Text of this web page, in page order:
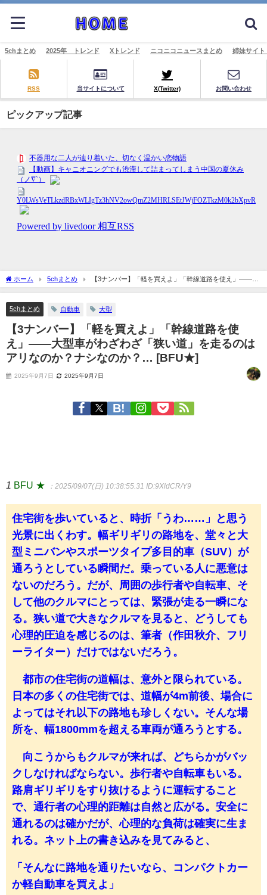
5chまとめ 2025年 トレンド Xトレンド ニコニコニュースまとめ 姉妹サイ
RSS 当サイトについて X(Twitter) お問い合わせ
ピックアップ記事
ホーム 5chまとめ
【3ナンバー】「軽を買えよ」「幹線道路を使え」――大
型車がわざわざ「狭い道」を走るのはアリなのか？ナシなのか？… [BFU★]
5chまとめ 自動車 大型
【3ナンバー】「軽を買えよ」「幹線道路を使
え」――大型車がわざわざ「狭い道」を走るのは
アリなのか？ナシなのか？… [BFU★]
2025年9月7日 2025年9月7日
1 BFU ★ ：2025/09/07(日) 10:38:55.31 ID:9XldCR/Y9
住宅街を歩いていると、時折「うわ……」と思う
光景に出くわす。幅ギリギリの路地を、堂々と大
型ミニバンやスポーツタイプ多目的車（SUV）が
通ろうとしている瞬間だ。乗っている人に悪意は
ないのだろう。だが、周囲の歩行者や自転車、そ
して他のクルマにとっては、緊張が走る一瞬にな
る。狭い道で大きなクルマを見ると、どうしても
心理的圧迫を感じるのは、筆者（作田秋介、フリ
ーライター）だけではないだろう。
都市の住宅街の道幅は、意外と限られている。
日本の多くの住宅街では、道幅が4m前後、場合に
よってはそれ以下の路地も珍しくない。そんな場
所を、幅1800mmを超える車両が通ろうとする。
向こうからもクルマが来れば、どちらかがバッ
クしなければならない。歩行者や自転車もいる。
路肩ギリギリをすり抜けるように運転すること
で、通行者の心理的距離は自然と広がる。安全に
通れるのは確かだが、心理的な負荷は確実に生ま
れる。ネット上の書き込みを見てみると、
「そんなに路地を通りたいなら、コンパクトカー
か軽自動車を買えよ」